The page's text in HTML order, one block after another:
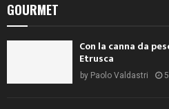
GOURMET
Con la canna da
Etrusca
by Paolo Valdastri